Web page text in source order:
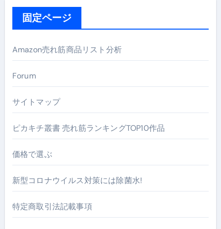
固定ページ
Amazon売れ筋商品リスト分析
Forum
サイトマップ
ピカキチ叢書 売れ筋ランキングTOP10作品
価格で選ぶ
新型コロナウイルス対策には除菌水!
特定商取引法記載事項